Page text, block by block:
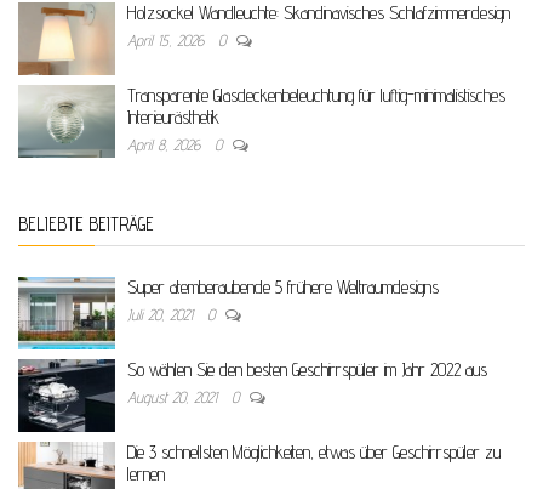
Holzsockel Wandleuchte: Skandinavisches Schlafzimmerdesign
April 15, 2026 0
Transparente Glasdeckenbeleuchtung für luftig-minimalistisches
Interieurästhetik
April 8, 2026 0
BELIEBTE BEITRÄGE
Super atemberaubende 5 frühere Weltraumdesigns
Juli 20, 2021 0
So wählen Sie den besten Geschirrspüler im Jahr 2022 aus
August 20, 2021 0
Die 3 schnellsten Möglichkeiten, etwas über Geschirrspüler zu
lernen